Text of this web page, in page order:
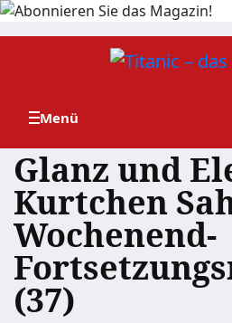
Zum
Glanz und
Kurtchen
Wochenend-
(37)